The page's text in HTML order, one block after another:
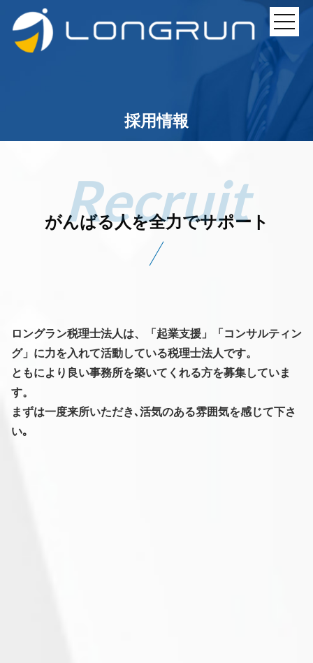
採用情報
がんばる人を全力でサポート
ロングラン税理士法人は、「起業支援」「コンサルティン
グ」に力を入れて活動している税理士法人です。
ともにより良い事務所を築いてくれる方を募集していま
す。
まずは一度来所いただき､活気のある雰囲気を感じて下さ
い｡